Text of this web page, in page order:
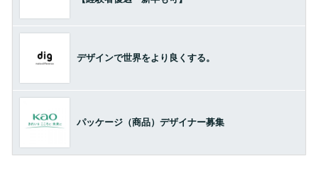
デザインで世界をより良くする。
パッケージ（商品）デザイナー募集